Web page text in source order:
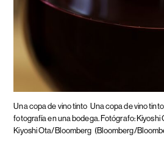
Una copa de vino tinto Una copa de vino
fotografía en una bodega. Fotógrafo:
Kiyoshi Ota/Bloomberg (Bloomberg/